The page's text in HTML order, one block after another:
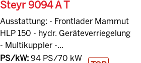
Steyr 9094 A T
Ausstattung: - Frontlader Mammut
HLP 150 - hydr. Geräteverriegelung
- Multikuppler -...
PS/kW:94 PS/70 kW